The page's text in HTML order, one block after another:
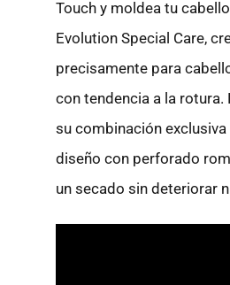
Touch y moldea tu
Evolution Special Care,
precisamente para
con tendencia a la rotura.
su combinación
diseño con perforado
un secado sin deteriorar